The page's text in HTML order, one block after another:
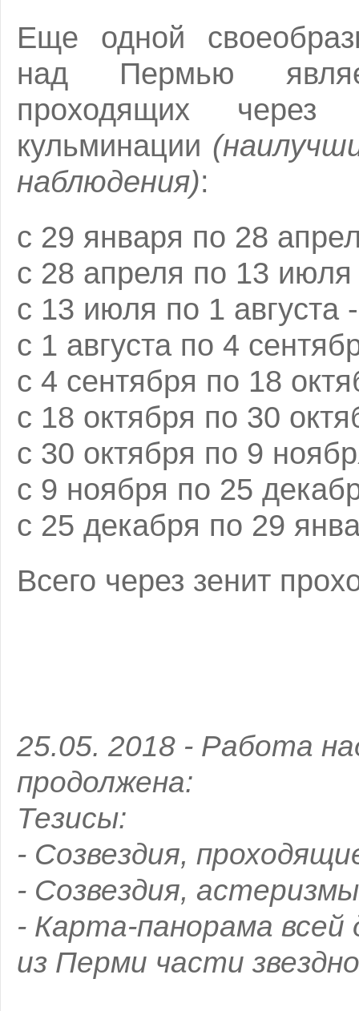
Еще одной
над Пермью
проходящих через
кульминации
наблюдения):
с 29 января по 28
с 28 апреля по 13
с 13 июля по 1 августа
с 1 августа по 4
с 4 сентября по 18
с 18 октября по 30
с 30 октября по 9
с 9 ноября по 25
с 25 декабря по 29
Всего через зенит
25.05. 2018 - Работа
продолжена:
Тезисы:
- Созвездия,
- Созвездия,
- Карта-панорама всей
из Перми части